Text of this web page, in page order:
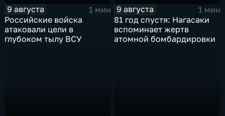
9 августа
1 мин
Российские войска
атаковали цели в
глубоком тылу ВСУ
9 августа
1 мин
81 год спустя: Нагасаки
вспоминает жертв
атомной бомбардировки